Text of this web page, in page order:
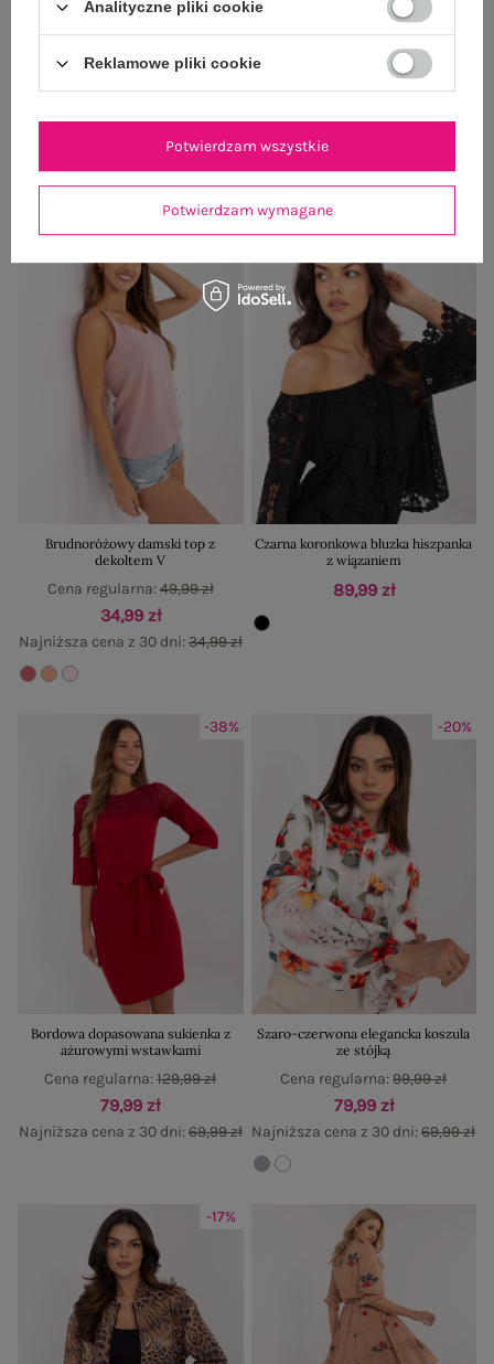
Burgundowa dresowa bluza z
haftem SUBLEVEL
Burgundowa ocieplana bluza bez
kaptura SUBLEVEL
-30%
Brudnoróżowy damski top z
dekoltem V
34,99 zł
Najniższa cena z 30 dni:34,99 zł
Cena regularna:49,99 zł
Czarna koronkowa bluzka hiszpanka
z wiązaniem
89,99 zł
-38%
Bordowa dopasowana sukienka z
ażurowymi wstawkami
79,99 zł
Najniższa cena z 30 dni:69,99 zł
Cena regularna:129,99 zł
-20%
Szaro-czerwona elegancka koszula
ze stójką
79,99 zł
Najniższa cena z 30 dni:69,99 zł
Cena regularna:99,99 zł
-17%
Analityczne pliki cookie
Reklamowe pliki cookie
Potwierdzam wymagane
Potwierdzam wszystkie